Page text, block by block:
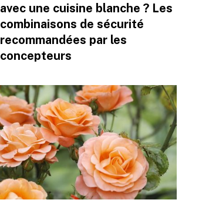
avec une cuisine blanche ? Les
combinaisons de sécurité
recommandées par les
concepteurs